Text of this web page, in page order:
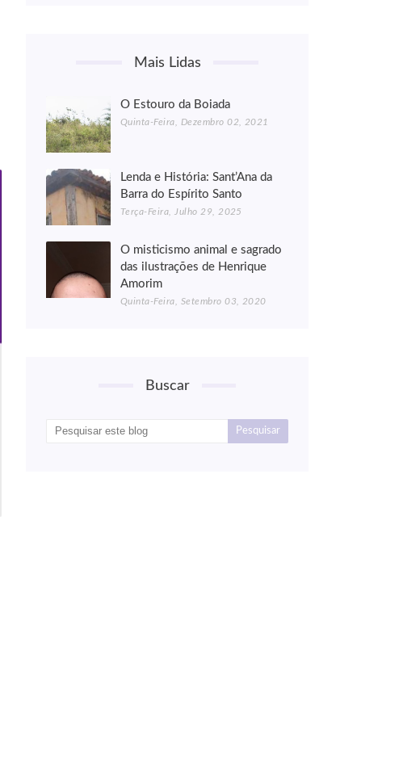
Mais Lidas
O Estouro da Boiada
Quinta-Feira, Dezembro 02, 2021
Lenda e História: Sant’Ana da
Barra do Espírito Santo
Terça-Feira, Julho 29, 2025
O misticismo animal e sagrado
das ilustrações de Henrique
Amorim
Quinta-Feira, Setembro 03, 2020
Buscar